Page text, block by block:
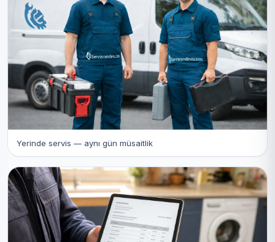
Yerinde servis — aynı gün müsaitlik